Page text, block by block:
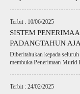
Terbit : 10/06/2025
SISTEM
PADANGTAHUN
Diberitahukan kepada
membuka Penerimaan Murid
Terbit : 24/02/2025